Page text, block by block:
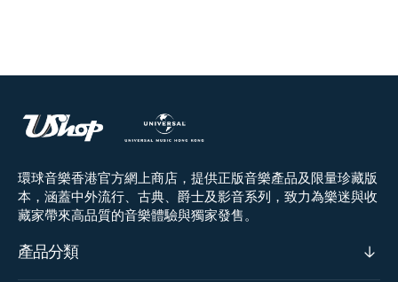
環球音樂香港官方網上商店，提供正版音樂產品及限量珍藏版
本，涵蓋中外流行、古典、爵士及影音系列，致力為樂迷與收
藏家帶來高品質的音樂體驗與獨家發售。
產品分類